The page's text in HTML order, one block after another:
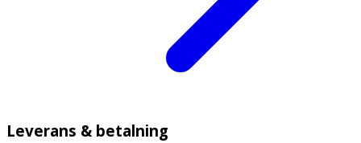
Leverans & betalning